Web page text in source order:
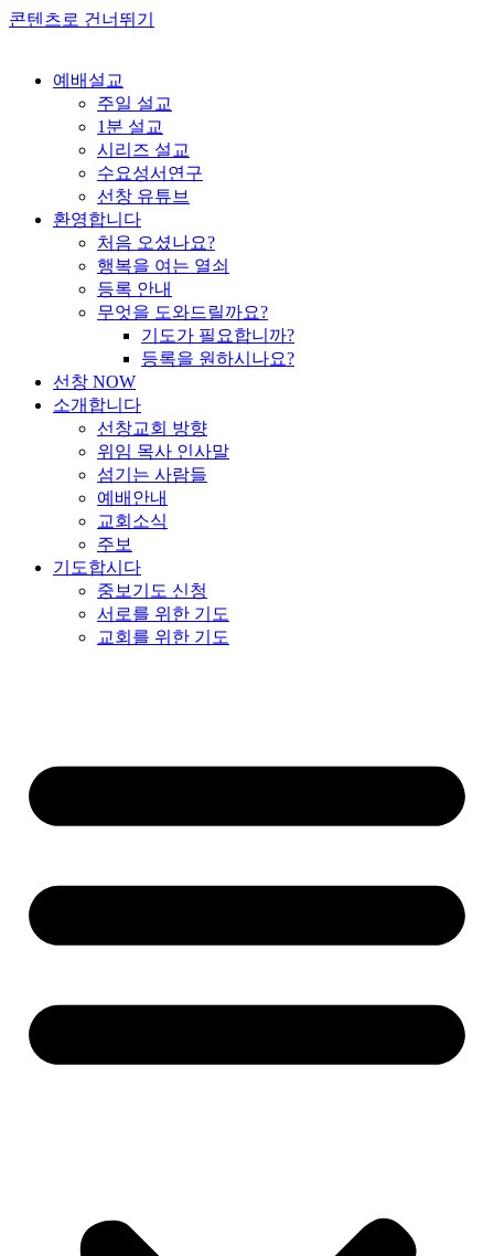
콘텐츠로 건너뛰기
예배설교
주일 설교
1분 설교
시리즈 설교
수요성서연구
선창 유튜브
환영합니다
처음 오셨나요?
행복을 여는 열쇠
등록 안내
무엇을 도와드릴까요?
기도가 필요합니까?
등록을 원하시나요?
선창 NOW
소개합니다
선창교회 방향
위임 목사 인사말
섬기는 사람들
예배안내
교회소식
주보
기도합시다
중보기도 신청
서로를 위한 기도
교회를 위한 기도